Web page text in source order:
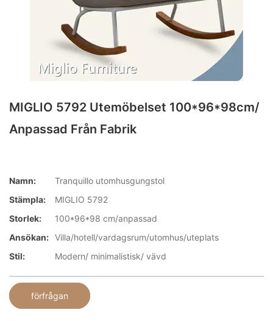
MIGLIO 5792 Utemöbelset 100*96*98cm/
Anpassad Från Fabrik
Namn:
Tranquillo utomhusgungstol
Stämpla:
MIGLIO 5792
Storlek:
100*96*98 cm/anpassad
Ansökan: Villa/hotell/vardagsrum/utomhus/uteplats
Stil:
Modern/ minimalistisk/ vävd
förfrågan